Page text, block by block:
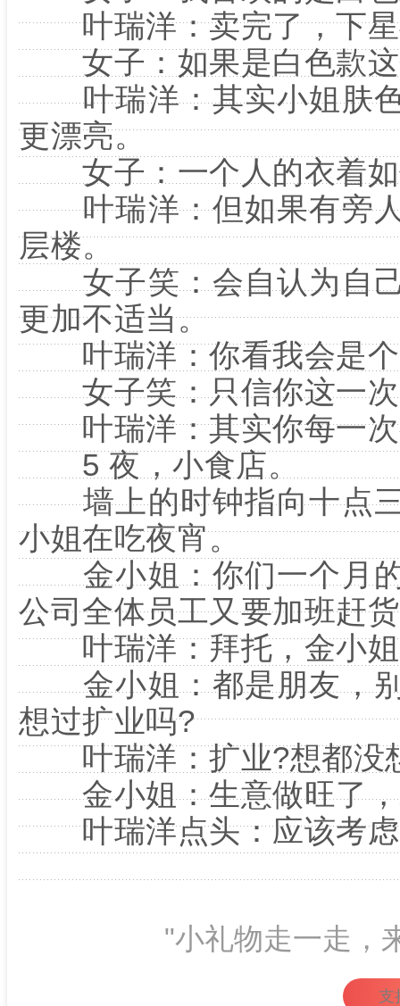
叶瑞洋：卖完了，下星
女子：如果是白色款这
叶瑞洋：其实小姐肤色
更漂亮。
女子：一个人的衣着如
叶瑞洋：但如果有旁人
层楼。
女子笑：会自认为自己
更加不适当。
叶瑞洋：你看我会是个
女子笑：只信你这一
叶瑞洋：其实你每一次
5 夜，小食店。
墙上的时钟指向十点三
小姐在吃夜宵。
金小姐：你们一个月的
公司全体员工又要加班赶
叶瑞洋：拜托，金小姐
金小姐：都是朋友，别
想过扩业吗?
叶瑞洋：扩业?想都没想
金小姐：生意做旺了，
叶瑞洋点头：应该考虑
"小礼物走一走，
支